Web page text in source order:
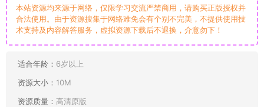
本站资源均来源于网络，仅限学习交流严禁商用，请购买正版授权并
合法使用。由于资源搜集于网络难免会有个别不完美，不提供使用技
术支持及内容解答服务，虚拟资源下载后不退换，介意勿下！
适合年龄： 6岁以上
资源大小： 10M
资源质量： 高清原版